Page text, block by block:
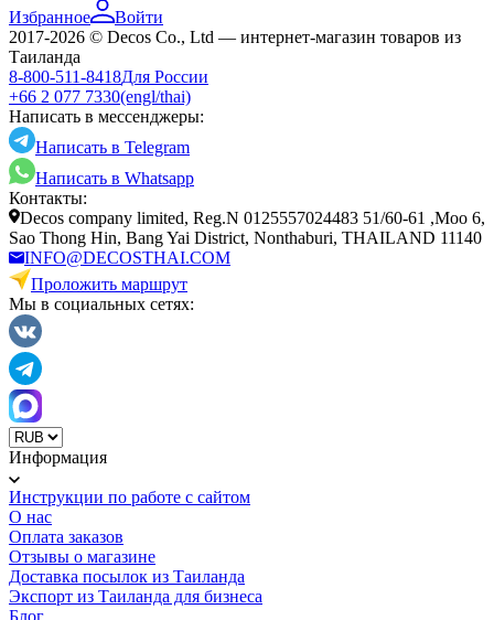
Избранное
Войти
2017-2026 © Decos Co., Ltd — интернет-магазин товаров из
Таиланда
8-800-511-8418Для России
+66 2 077 7330(engl/thai)
Написать в мессенджеры:
Написать в Telegram
Написать в Whatsapp
Контакты:
Decos company limited, Reg.N 0125557024483 51/60-61 ,Moo 6,
Sao Thong Hin, Bang Yai District, Nonthaburi, THAILAND 11140
INFO@DECOSTHAI.COM
Проложить маршрут
Мы в социальных сетях:
Информация
Инструкции по работе с сайтом
О нас
Оплата заказов
Отзывы о магазине
Доставка посылок из Таиланда
Экспорт из Таиланда для бизнеса